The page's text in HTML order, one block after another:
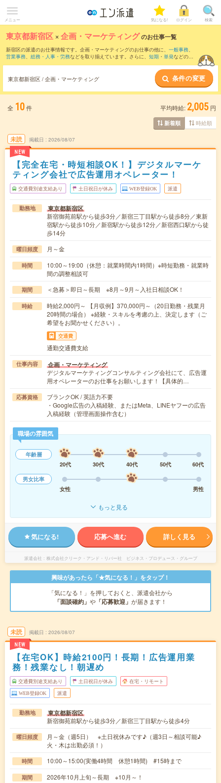
メニュー 気になる! ログイン 検索
東京都新宿区 ×企画・マーケティングのお仕事一覧
新宿区の派遣のお仕事情報です。企画・マーケティングのお仕事の他に、 一般事務、
営業事務、 総務・人事・労務などを取り揃えています。さらに、 短期 ・ 単発などの期
東京都新宿区 / 企画・マーケティング 条件の変更
全 10件 平均時給: 2,005 円
新着順 時給順
未読
NEW
掲載日 2026/08/07
【完全在宅・時短相談OK！】デジタルマーケ
ティング会社で広告運用オペレーター！
交通費別途支給あり 土日祝日が休み WEB登録OK 派遣
勤務地 東京都新宿区
新宿御苑前駅から徒歩3分／新宿三丁目駅から徒歩8分／東新
宿駅から徒歩10分／新宿駅から徒歩12分／新宿西口駅から徒
歩14分
曜日頻度 月～金
時間
10:00～19:00（休憩：就業時間内1時間）※時短勤務・就業時
間の調整相談可
期間 ＜急募＞即日～長期 ※8月～9月～入社日相談OK！
時給
時給2,000円～ 【月収例】370,000円～（20日勤務・残業月
20時間の場合） ※経験・スキルを考慮の上、決定します（ご
希望をお聞かせください）。
交通費
通勤交通費支給
仕事内容 企画・マーケティング
デジタルマーケティングコンサルティング会社にて、広告運
用オペレーターのお仕事をお願いします！【具体的…
応募資格
ブランクOK / 英語力不要
・Google広告の入稿経験、またはMeta、LINEヤフーの広告
入稿経験（管理画面操作含む）
職場の雰囲気
年齢層
20代
30代 40代 50代
60代
男女比率
女性
男性
もっと見る
気になる! 応募へ進む 詳しく見る
派遣会社 株式会社クリーク・アンド・リバー社 ビジネス・プロデュース・グループ
興味があったら「★気になる！」をタップ！
「気になる！」を押しておくと、派遣会社から
「面談確約」 や 「応募歓迎」 が届きます！
未読
NEW
掲載日 2026/08/07
【在宅OK】時給2100円！長期！広告運用業
務！残業なし！朝遅め
交通費別途支給あり 土日祝日が休み 在宅・リモート
WEB登録OK 派遣
勤務地 東京都新宿区
新宿御苑前駅から徒歩3分／新宿三丁目駅から徒歩4分
曜日頻度
月～金（週5日） ※土日祝休みです♪（週3日～相談可能♪
火・木は出勤必須！）
時間 10:00～15:00(実働4時間 休憩1時間) #15時まで
期間 2026年10月上旬～長期 ※10月～！